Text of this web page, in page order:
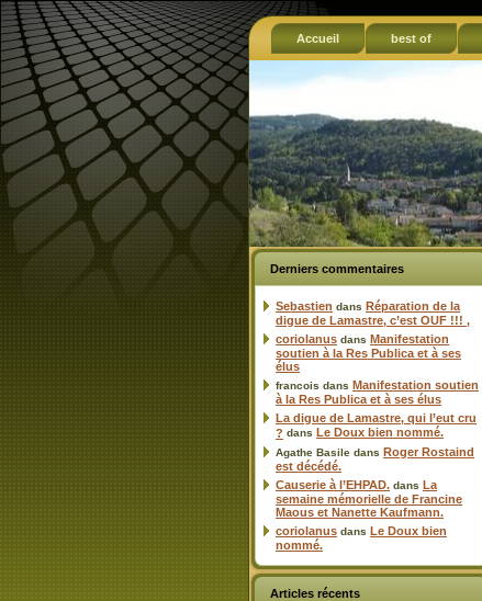
Accueil best of
Derniers commentaires
Sebastien dans Réparation de la
digue de Lamastre, c’est OUF !!! ,
coriolanus dans Manifestation
soutien à la Res Publica et à ses
élus
francois dans Manifestation soutien
à la Res Publica et à ses élus
La digue de Lamastre, qui l’eut cru
? dans Le Doux bien nommé.
Agathe Basile dans Roger Rostaind
est décédé.
Causerie à l’EHPAD. dans La
semaine mémorielle de Francine
Maous et Nanette Kaufmann.
coriolanus dans Le Doux bien
nommé.
Articles récents